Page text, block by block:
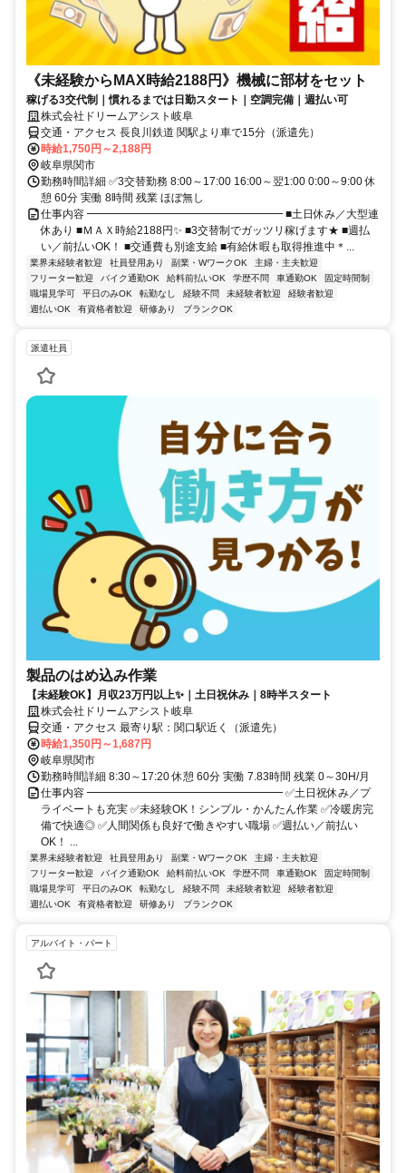
《未経験からMAX時給2188円》機械に部材をセット
稼げる3交代制｜慣れるまでは日勤スタート｜空調完備｜週払い可
株式会社ドリームアシスト岐阜
交通・アクセス 長良川鉄道 関駅より車で15分（派遣先）
時給1,750円～2,188円
岐阜県関市
勤務時間詳細 ✅3交替勤務 8:00～17:00 16:00～翌1:00 0:00～9:00 休
憩 60分 実働 8時間 残業 ほぼ無し
仕事内容 ━━━━━━━━━━━━━━━━━━ ■土日休み／大型連
休あり ■ＭＡＸ時給2188円✨ ■3交替制でガッツリ稼げます★ ■週払
い／前払いOK！ ■交通費も別途支給 ■有給休暇も取得推進中＊...
業界未経験者歓迎 社員登用あり 副業・WワークOK
主婦・主夫歓迎
フリーター歓迎
バイク通勤OK 給料前払いOK 学歴不問 車通勤OK
固定時間制
職場見学可
平日のみOK 転勤なし 経験不問 未経験者歓迎
経験者歓迎
週払いOK
有資格者歓迎 研修あり ブランクOK
派遣社員
製品のはめ込み作業
【未経験OK】月収23万円以上✨｜土日祝休み｜8時半スタート
株式会社ドリームアシスト岐阜
交通・アクセス 最寄り駅：関口駅近く（派遣先）
時給1,350円～1,687円
岐阜県関市
勤務時間詳細 8:30～17:20 休憩 60分 実働 7.83時間 残業 0～30H/月
仕事内容 ━━━━━━━━━━━━━━━━━━ ✅土日祝休み／プ
ライベートも充実 ✅未経験OK！シンプル・かんたん作業 ✅冷暖房完
備で快適◎ ✅人間関係も良好で働きやすい職場 ✅週払い／前払い
OK！ ...
業界未経験者歓迎 社員登用あり 副業・WワークOK
主婦・主夫歓迎
フリーター歓迎
バイク通勤OK 給料前払いOK 学歴不問 車通勤OK
固定時間制
職場見学可
平日のみOK 転勤なし 経験不問 未経験者歓迎
経験者歓迎
週払いOK
有資格者歓迎 研修あり ブランクOK
アルバイト・パート